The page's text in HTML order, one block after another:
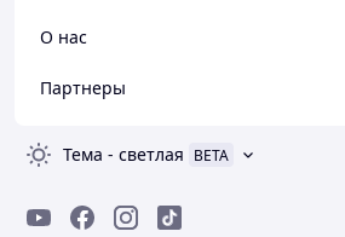
О нас
Партнеры
Тема - светлая BETA